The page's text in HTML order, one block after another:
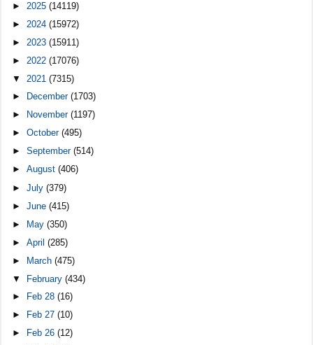
► 2025(14119)
► 2024(15972)
►2023(15911)
►2022(17076)
▼2021(7315)
► December(1703)
►
November(1197)
►October(495)
►September(514)
►August(406)
►July(379)
►June(415)
►
May(350)
►April(285)
►
March(475)
▼
February(434)
► Feb 28(16)
►
Feb 27(10)
►
Feb 26(12)